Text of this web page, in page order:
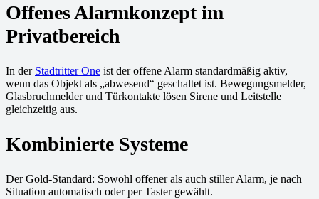
Offenes Alarmkonzept im
Privatbereich
In der Stadtritter One ist der offene Alarm standardmäßig aktiv,
wenn das Objekt als „abwesend“ geschaltet ist. Bewegungsmelder,
Glasbruchmelder und Türkontakte lösen Sirene und Leitstelle
gleichzeitig aus.
Kombinierte Systeme
Der Gold-Standard: Sowohl offener als auch stiller Alarm, je nach
Situation automatisch oder per Taster gewählt.